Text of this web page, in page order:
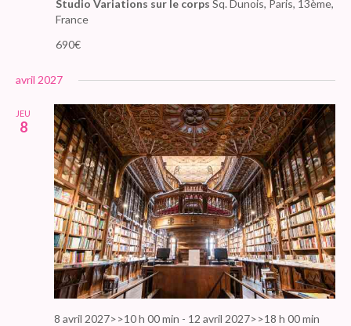
Studio Variations sur le corps Sq. Dunois, Paris, 13ème,
France
690€
avril 2027
JEU
8
8 avril 2027>>10 h 00 min - 12 avril 2027>>18 h 00 min